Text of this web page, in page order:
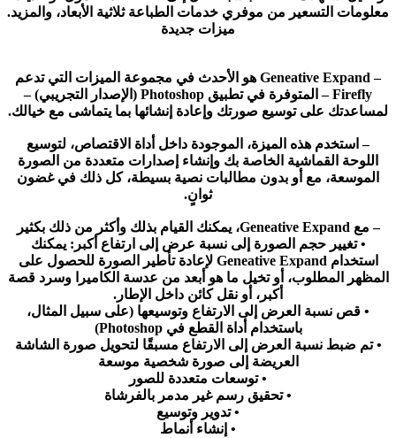
معلومات التسعير من موفري خدمات الطباعة ثلاثية الأبعاد، والمزيد.
ميزات جديدة
– Geneative Expand هو الأحدث في مجموعة الميزات التي تدعم
Firefly – المتوفرة في تطبيق Photoshop (الإصدار التجريبي) –
لمساعدتك على توسيع صورتك وإعادة إنشائها بما يتماشى مع خيالك.
– استخدم هذه الميزة، الموجودة داخل أداة الاقتصاص، لتوسيع
اللوحة القماشية الخاصة بك وإنشاء إصدارات متعددة من الصورة
الموسعة، مع أو بدون مطالبات نصية بسيطة، كل ذلك في غضون
ثوانٍ.
– مع Geneative Expand، يمكنك القيام بذلك وأكثر من ذلك بكثير
• تغيير حجم الصورة إلى نسبة عرض إلى ارتفاع أكبر: يمكنك
استخدام Geneative Expand لإعادة تأطير الصورة للحصول على
المظهر المطلوب، أو تخيل ما هو أبعد من عدسة الكاميرا وسرد قصة
أكبر، أو نقل كائن داخل الإطار.
• قص نسبة العرض إلى الارتفاع وتوسيعها (على سبيل المثال،
باستخدام أداة القطع في Photoshop)
• تم ضبط نسبة العرض إلى الارتفاع مسبقًا لتحويل صورة الشاشة
العريضة إلى صورة شخصية موسعة
• توسعات متعددة للصور
• تحقيق رسم غير مدمر بالفرشاة
• تدوير وتوسيع
• إنشاء أنماط